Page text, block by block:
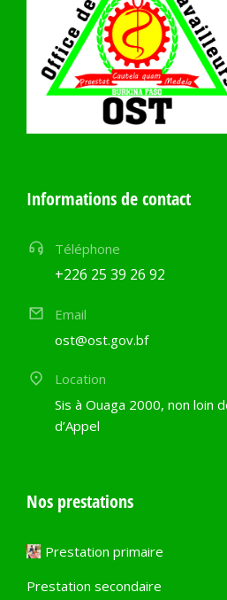
Informations de contact
Téléphone
+226 25 39 26 92
Email
ost@ost.gov.bf
Location
Sis à Ouaga 2000, non loin
d’Appel
Nos prestations
Prestation primaire
Prestation secondaire